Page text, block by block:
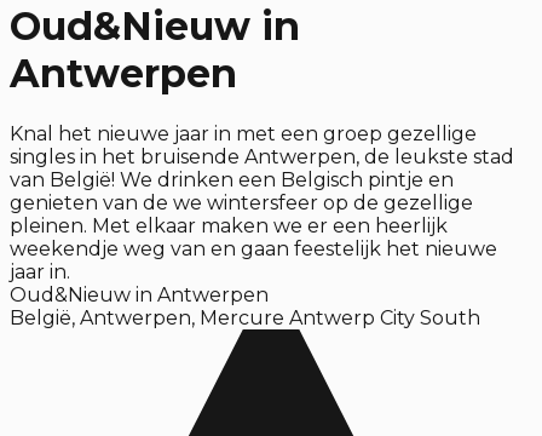
Oud&Nieuw in
Antwerpen
Knal het nieuwe jaar in met een groep gezellige
singles in het bruisende Antwerpen, de leukste stad
van België! We drinken een Belgisch pintje en
genieten van de we wintersfeer op de gezellige
pleinen. Met elkaar maken we er een heerlijk
weekendje weg van en gaan feestelijk het nieuwe
jaar in.
Oud&Nieuw in Antwerpen
België, Antwerpen, Mercure Antwerp City South